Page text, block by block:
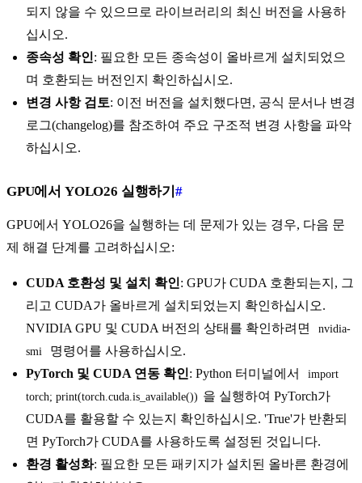
되지 않을 수 있으므로 라이브러리의 최신 버전을 사용하
십시오.
종속성 확인: 필요한 모든 종속성이 올바르게 설치되었으
며 호환되는 버전인지 확인하십시오.
변경 사항 검토: 이전 버전을 설치했다면, 공식 문서나 변경
로그(changelog)를 참조하여 주요 구조적 변경 사항을 파악
하십시오.
GPU에서 YOLO26 실행하기#
GPU에서 YOLO26을 실행하는 데 문제가 있는 경우, 다음 문
제 해결 단계를 고려하십시오:
CUDA 호환성 및 설치 확인: GPU가 CUDA 호환되는지, 그
리고 CUDA가 올바르게 설치되었는지 확인하십시오.
NVIDIA GPU 및 CUDA 버전의 상태를 확인하려면
nvidia-
smi
명령어를 사용하십시오.
PyTorch 및 CUDA 연동 확인: Python 터미널에서
import
torch; print(torch.cuda.is_available()) 을 실행하여 PyTorch가
CUDA를 활용할 수 있는지 확인하십시오. 'True'가 반환되
면 PyTorch가 CUDA를 사용하도록 설정된 것입니다.
환경 활성화: 필요한 모든 패키지가 설치된 올바른 환경에